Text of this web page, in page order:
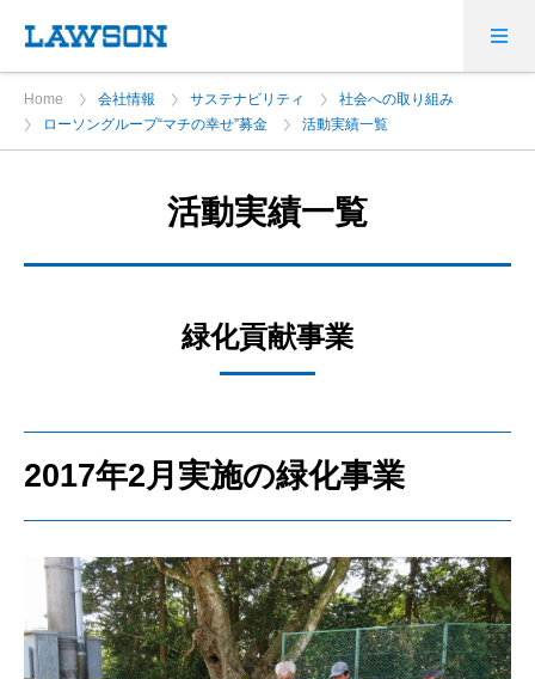
Home 会社情報 サステナビリティ
社会への取り組み
ローソングループ“マチの幸せ”募金
活動実績一覧
活動実績一覧
緑化貢献事業
2017年2月実施の緑化事業